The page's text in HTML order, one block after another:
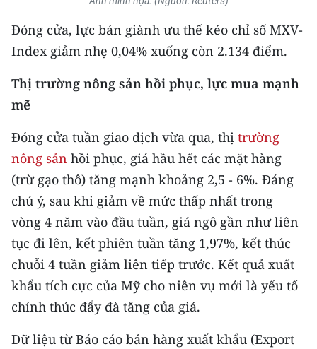
TRI THỨC CHUYÊN SÂU
CHƯƠNG TRÌNH OCOP - MỖI XÃ
RADIO
MEDIA CENTER
E-Magazine
Video
Media Chính trị
Đóng cửa, lực bán giành ưu thế kéo chỉ số MXV-
Index giảm nhẹ 0,04% xuống còn 2.134 điểm.
Thị trường nông sản hồi phục, lực mua mạnh
mẽ
Đóng cửa tuần giao dịch vừa qua, thị trường
nông sản hồi phục, giá hầu hết các mặt hàng
(trừ gạo thô) tăng mạnh khoảng 2,5 - 6%. Đáng
chú ý, sau khi giảm về mức thấp nhất trong
vòng 4 năm vào đầu tuần, giá ngô gần như liên
tục đi lên, kết phiên tuần tăng 1,97%, kết thúc
chuỗi 4 tuần giảm liên tiếp trước. Kết quả xuất
khẩu tích cực của Mỹ cho niên vụ mới là yếu tố
chính thúc đẩy đà tăng của giá.
Dữ liệu từ Báo cáo bán hàng xuất khẩu (Export